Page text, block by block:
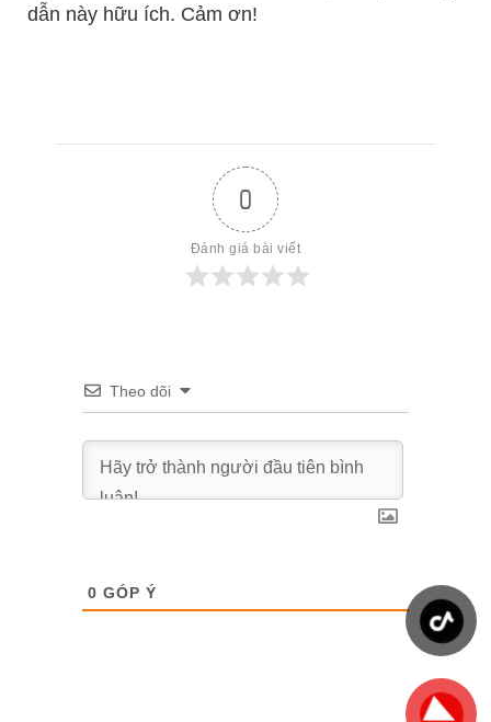
dẫn này hữu ích. Cảm ơn!
0
Đánh giá bài viết
Theo dõi
0 GÓP Ý